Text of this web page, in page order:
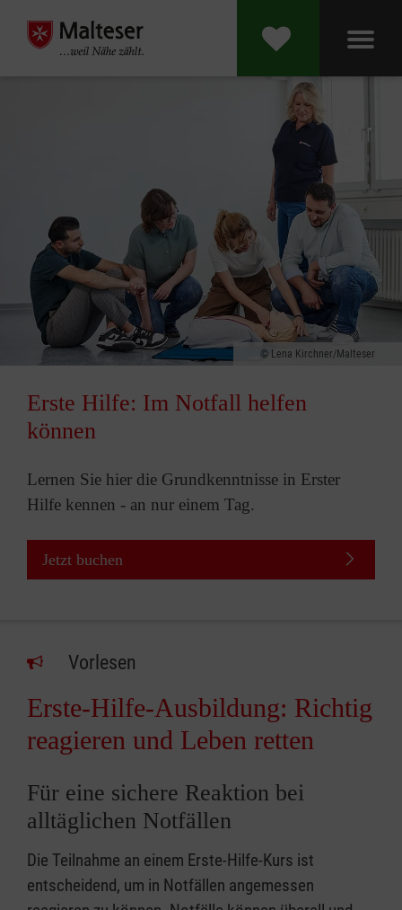
Lena Kirchner/Malteser
Erste Hilfe: Im Notfall helfen
können
Lernen Sie hier die Grundkenntnisse in Erster
Hilfe kennen - an nur einem Tag.
Jetzt buchen
Vorlesen
Erste-Hilfe-Ausbildung: Richtig
reagieren und Leben retten
Für eine sichere Reaktion bei
alltäglichen Notfällen
Die Teilnahme an einem Erste-Hilfe-Kurs ist
entscheidend, um in Notfällen angemessen